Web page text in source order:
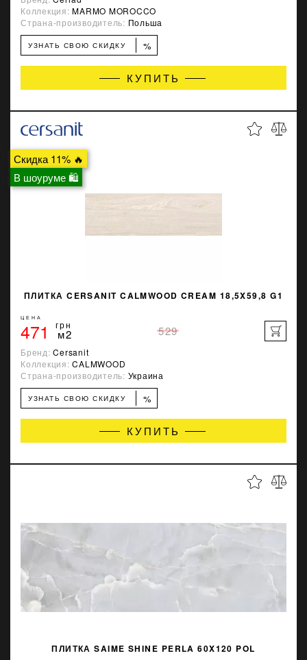
Коллекция:MARMO MOROCCO
Страна-производитель: Польша
УЗНАТЬ СВОЮ СКИДКУ %
КУПИТЬ
Скидка 11% 🔥
В шоуруме 🛍
ПЛИТКА CERSANIT CALMWOOD CREAM 18,5X59,8 G1
ЦЕНА
471 грн
м2 529
Бренд:Cersanit
Коллекция:CALMWOOD
Страна-производитель: Украина
УЗНАТЬ СВОЮ СКИДКУ %
КУПИТЬ
ПЛИТКА SAIME SHINE PERLA 60X120 POL